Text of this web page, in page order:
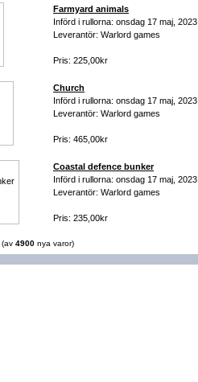
Farmyard animals
Införd i rullorna: onsdag 17 maj, 2023
Leverantör: Warlord games
Pris: 225,00kr
Church
Införd i rullorna: onsdag 17 maj, 2023
Leverantör: Warlord games
Pris: 465,00kr
Coastal defence bunker
Införd i rullorna: onsdag 17 maj, 2023
Leverantör: Warlord games
Pris: 235,00kr
(av 4900 nya varor)